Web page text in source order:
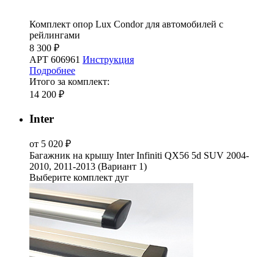
Комплект опор Lux Condor для автомобилей с
рейлингами
8 300 ₽
АРТ 606961 Инструкция
Подробнее
Итого за комплект:
14 200 ₽
Inter
от 5 020 ₽
Багажник на крышу Inter Infiniti QX56 5d SUV 2004-
2010, 2011-2013 (Вариант 1)
Выберите комплект дуг